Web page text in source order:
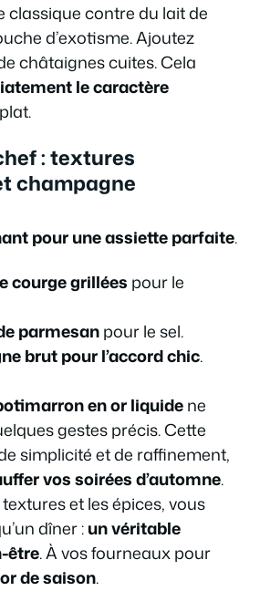
classique contre du lait de
d’exotisme. Ajoutez
châtaignes cuites. Cela
le caractère
: textures
champagne
pour une assiette parfaite.
courge grillées pour le
parmesanpour le sel.
brut pour l’accord chic.
en or liquidene
gestes précis. Cette
simplicité et de raffinement,
vos soirées d’automne.
et les épices, vous
dîner :un véritable
être. À vos fourneaux pour
de saison.